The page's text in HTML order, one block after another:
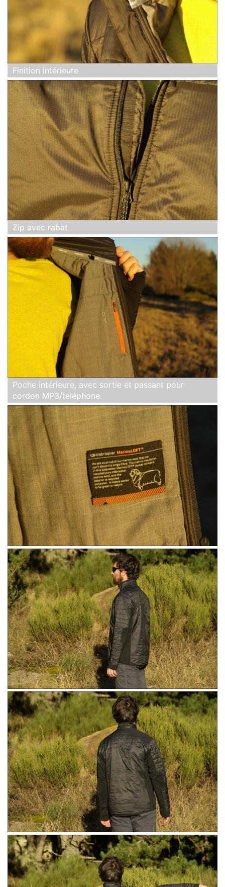
Finition intérieure
Zip avec rabat
Poche intérieure, avec sortie et passant pour
cordon MP3/téléphone.